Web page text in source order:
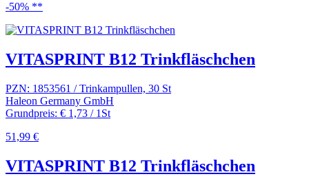
-50% **
VITASPRINT B12 Trinkfläschchen
PZN: 1853561 / Trinkampullen, 30 St
Haleon Germany GmbH
Grundpreis: € 1,73 / 1St
51,99 €
VITASPRINT B12 Trinkfläschchen